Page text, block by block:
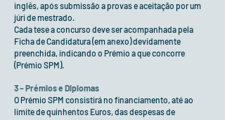
inglês, após submissão a provas e aceitação por um
júri de mestrado.
Cada tese a concurso deve ser acompanhada pela
Ficha de Candidatura (em anexo) devidamente
preenchida, indicando o Prémio a que concorre
(Prémio SPM).
3 – Prémios e Diplomas
O Prémio SPM consistirá no financiamento, até ao
limite de quinhentos Euros, das despesas de